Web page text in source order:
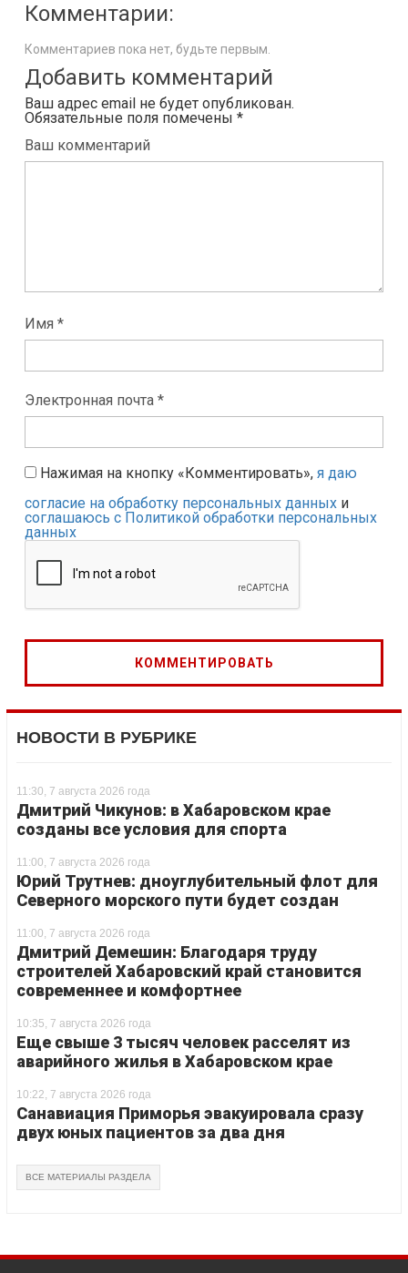
Комментарии:
Комментариев пока нет, будьте первым.
Добавить комментарий
Ваш адрес email не будет опубликован.
Обязательные поля помечены *
Ваш комментарий
Имя *
Электронная почта *
Нажимая на кнопку «Комментировать», я даю
согласие на обработку персональных данных и
соглашаюсь с Политикой обработки персональных
данных
НОВОСТИ В РУБРИКЕ
11:30, 7 августа 2026 года
Дмитрий Чикунов: в Хабаровском крае
созданы все условия для спорта
11:00, 7 августа 2026 года
Юрий Трутнев: дноуглубительный флот для
Северного морского пути будет создан
11:00, 7 августа 2026 года
Дмитрий Демешин: Благодаря труду
строителей Хабаровский край становится
современнее и комфортнее
10:35, 7 августа 2026 года
Еще свыше 3 тысяч человек расселят из
аварийного жилья в Хабаровском крае
10:22, 7 августа 2026 года
Санавиация Приморья эвакуировала сразу
двух юных пациентов за два дня
ВСЕ МАТЕРИАЛЫ РАЗДЕЛА